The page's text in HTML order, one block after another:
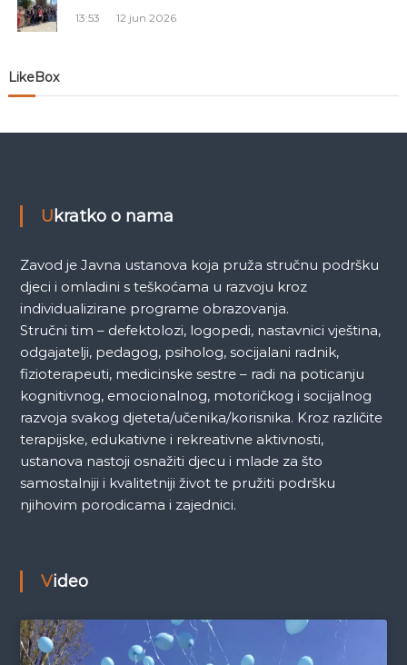
a
a
k
13:53 12 jun 2026
LikeBox
Ukratko o nama
Zavod je Javna ustanova koja pruža stručnu podršku
djeci i omladini s teškoćama u razvoju kroz
individualizirane programe obrazovanja.
Stručni tim – defektolozi, logopedi, nastavnici vještina,
odgajatelji, pedagog, psiholog, socijalani radnik,
fizioterapeuti, medicinske sestre – radi na poticanju
kognitivnog, emocionalnog, motoričkog i socijalnog
razvoja svakog djeteta/učenika/korisnika. Kroz različite
terapijske, edukativne i rekreativne aktivnosti,
ustanova nastoji osnažiti djecu i mlade za što
samostalniji i kvalitetniji život te pružiti podršku
njihovim porodicama i zajednici.
Video